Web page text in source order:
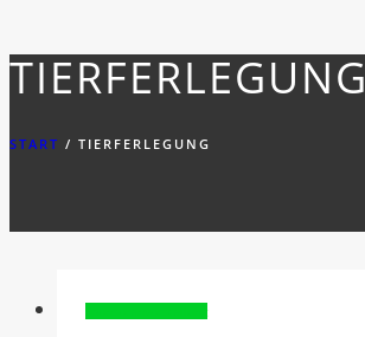
TIERFERLEGUNG
START / TIERFERLEGUNG